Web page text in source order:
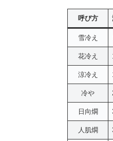
呼び方
雪冷え
花冷え
涼冷え
冷や
日向燗
人肌燗